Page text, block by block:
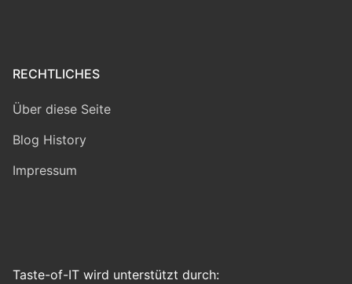
RECHTLICHES
Über diese Seite
Blog History
Impressum
Taste-of-IT wird unterstützt durch: